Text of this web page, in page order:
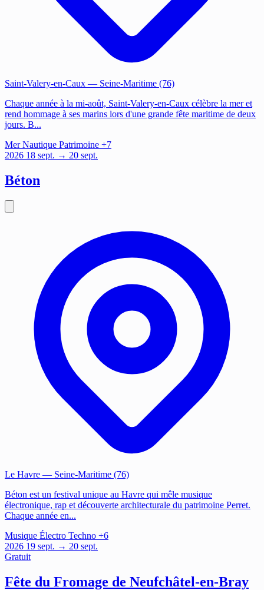
Saint-Valery-en-Caux — Seine-Maritime (76)
Chaque année à la mi-août, Saint-Valery-en-Caux célèbre la mer et
rend hommage à ses marins lors d'une grande fête maritime de deux
jours. B...
Mer Nautique Patrimoine +7
2026 18 sept. → 20 sept.
Béton
Le Havre — Seine-Maritime (76)
Béton est un festival unique au Havre qui mêle musique
électronique, rap et découverte architecturale du patrimoine Perret.
Chaque année en...
Musique Électro Techno +6
2026 19 sept. → 20 sept.
Gratuit
Fête du Fromage de Neufchâtel-en-Bray